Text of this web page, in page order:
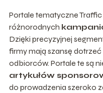
Portale tematyczne
różnorodnych
Dzięki precyzyjnej
firmy mają szansę
odbiorców. Portale te są
artykułów
do prowadzenia szeroko